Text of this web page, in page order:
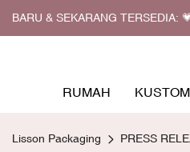
BARU & SEKARANG TERSEDIA:
RUMAH
Lisson Packaging PRESS